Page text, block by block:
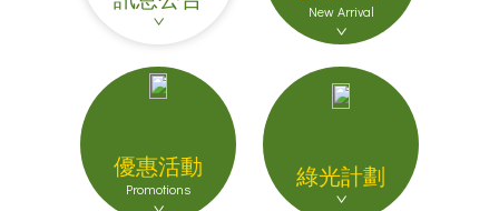
New Arrival
優惠活動
Promotions 綠光計劃